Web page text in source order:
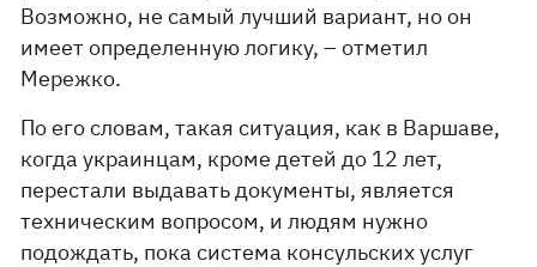
Возможно, не самый лучший вариант, но он
имеет определенную логику, – отметил
Мережко.
По его словам, такая ситуация, как в Варшаве,
когда украинцам, кроме детей до 12 лет,
перестали выдавать документы, является
техническим вопросом, и людям нужно
подождать, пока система консульских услуг